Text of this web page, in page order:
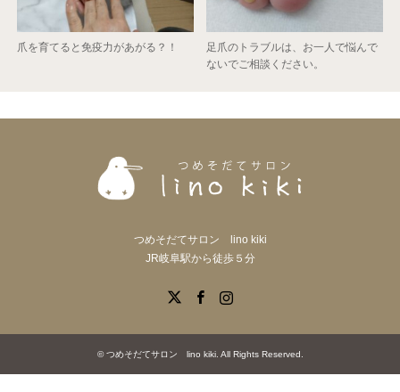
爪を育てると免疫力があがる？！
足爪のトラブルは、お一人で悩んで
ないでご相談ください。
つめそだてサロン lino kiki
JR岐阜駅から徒歩５分
©つめそだてサロン lino kiki. All Rights Reserved.